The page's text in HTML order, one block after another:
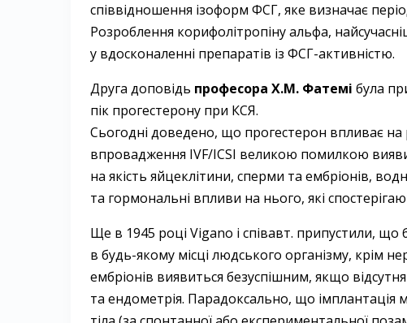
співвідношення ізоформ ФСГ, яке визначає
Розроблення корифолітропіну альфа,
у вдосконаленні препаратів із ФСГ-активністю.
Друга доповідь професора Х.М. Фатемі була
пік прогестерону при КСЯ.
Сьогодні доведено, що прогестерон впливає на
впровадження IVF/ICSI великою помилкою
на якість яйцеклітини, сперми та ембріонів,
та гормональні впливи на нього, які
Ще в 1945 році Vigano і співавт. припустили, що
в будь-якому місці людського організму, крім
ембріонів виявиться безуспішним, якщо
та ендометрія. Парадоксально, що імплантація